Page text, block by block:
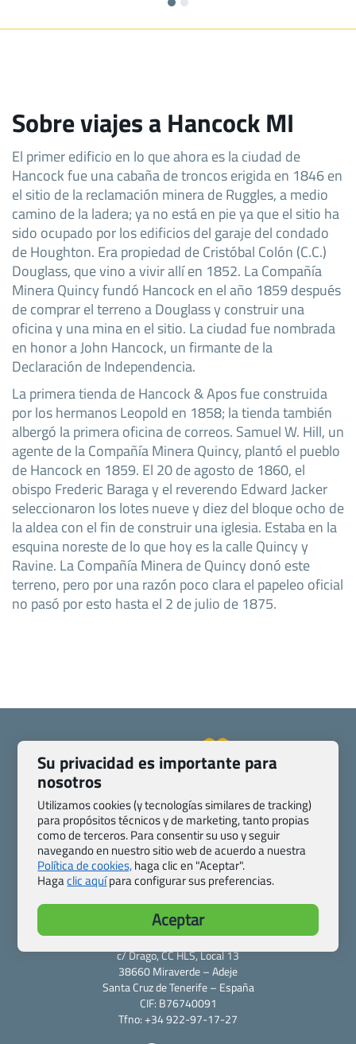
Sobre viajes a Hancock MI
El primer edificio en lo que ahora es la ciudad de
Hancock fue una cabaña de troncos erigida en 1846 en
el sitio de la reclamación minera de Ruggles, a medio
camino de la ladera; ya no está en pie ya que el sitio ha
sido ocupado por los edificios del garaje del condado
de Houghton. Era propiedad de Cristóbal Colón (C.C.)
Douglass, que vino a vivir allí en 1852. La Compañía
Minera Quincy fundó Hancock en el año 1859 después
de comprar el terreno a Douglass y construir una
oficina y una mina en el sitio. La ciudad fue nombrada
en honor a John Hancock, un firmante de la
Declaración de Independencia.
La primera tienda de Hancock & Apos fue construida
por los hermanos Leopold en 1858; la tienda también
albergó la primera oficina de correos. Samuel W. Hill, un
agente de la Compañía Minera Quincy, plantó el pueblo
de Hancock en 1859. El 20 de agosto de 1860, el
obispo Frederic Baraga y el reverendo Edward Jacker
seleccionaron los lotes nueve y diez del bloque ocho de
la aldea con el fin de construir una iglesia. Estaba en la
esquina noreste de lo que hoy es la calle Quincy y
Ravine. La Compañía Minera de Quincy donó este
terreno, pero por una razón poco clara el papeleo oficial
no pasó por esto hasta el 2 de julio de 1875.
Pasaporte, Visado, Salud y otras disposiciones específicas
Blog de Viajes.com
Registro de agencias
Preguntas frecuentes
Condiciones generales
Política de privacidad y cookies
Transparencia
Todas las páginas – sitemap
Viajes.com
Last Minute Express S.L.U.
c/ Drago, CC HLS, Local 13
38660 Miraverde – Adeje
Santa Cruz de Tenerife – España
CIF: B76740091
Tfno: +34 922-97-17-27
Su privacidad es importante para
nosotros
Utilizamos cookies (y tecnologías similares de tracking)
para propósitos técnicos y de marketing, tanto propias
como de terceros. Para consentir su uso y seguir
navegando en nuestro sitio web de acuerdo a nuestra
Política de cookies,haga clic en "Aceptar".
Hagaclic aquípara configurar sus preferencias.
Aceptar